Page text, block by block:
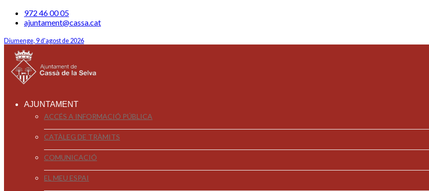
972 46 00 05
ajuntament@cassa.cat
Diumenge, 9 d'agost de 2026
AJUNTAMENT
ACCÉS A INFORMACIÓ PÚBLICA
CATÀLEG DE TRÀMITS
COMUNICACIÓ
EL MEU ESPAI